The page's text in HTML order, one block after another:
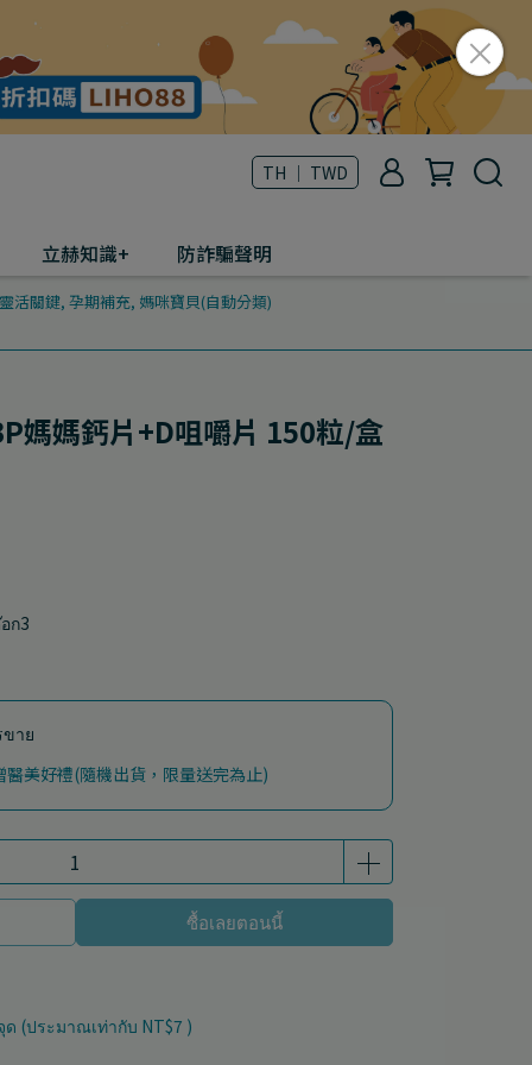
TH ｜ TWD
立赫知識+ 防詐騙聲明
活關鍵, 孕期補充, 媽咪寶貝(自動分類)
媽媽鈣片+D咀嚼片 150粒/盒
ก3
าย
美好禮(隨機出貨，限量送完為止)
ซื้อเลยตอนนี้
(ประมาณเท่ากับ NT$7 )